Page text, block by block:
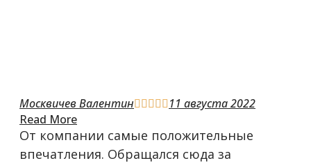
Москвичев Валентин     11 августа 2022
Read More
От компании самые положительные
впечатления. Обращался сюда за